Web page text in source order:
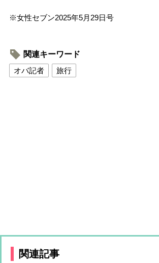
※女性セブン2025年5月29日号
関連キーワード
オバ記者
旅行
関連記事